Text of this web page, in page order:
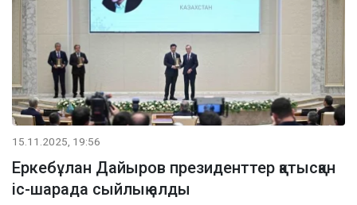
15.11.2025, 19:56
Еркебұлан Дайыров президенттер қатысқан
іс-шарада сыйлық алды